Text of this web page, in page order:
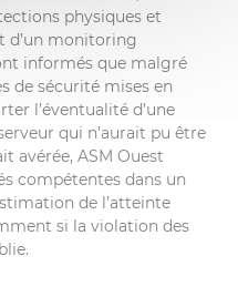
physiques et
d’un monitoring
informés que malgré
de sécurité mises en
l’éventualité d’une
qui n’aurait pu être
avérée, ASM Ouest
compétentes dans un
de l’atteinte
si la violation des